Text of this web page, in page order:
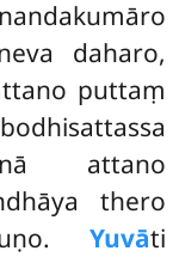
daharo,
puttaṃ
attano
thero
Yuvāti